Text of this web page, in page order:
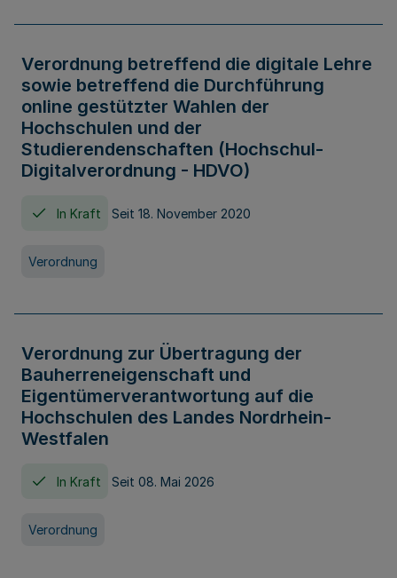
Verordnung betreffend die digitale Lehre
sowie betreffend die Durchführung
online gestützter Wahlen der
Hochschulen und der
Studierendenschaften (Hochschul-
Digitalverordnung - HDVO)
In Kraft Seit 18. November 2020
Verordnung
Verordnung zur Übertragung der
Bauherreneigenschaft und
Eigentümerverantwortung auf die
Hochschulen des Landes Nordrhein-
Westfalen
In Kraft Seit 08. Mai 2026
Verordnung